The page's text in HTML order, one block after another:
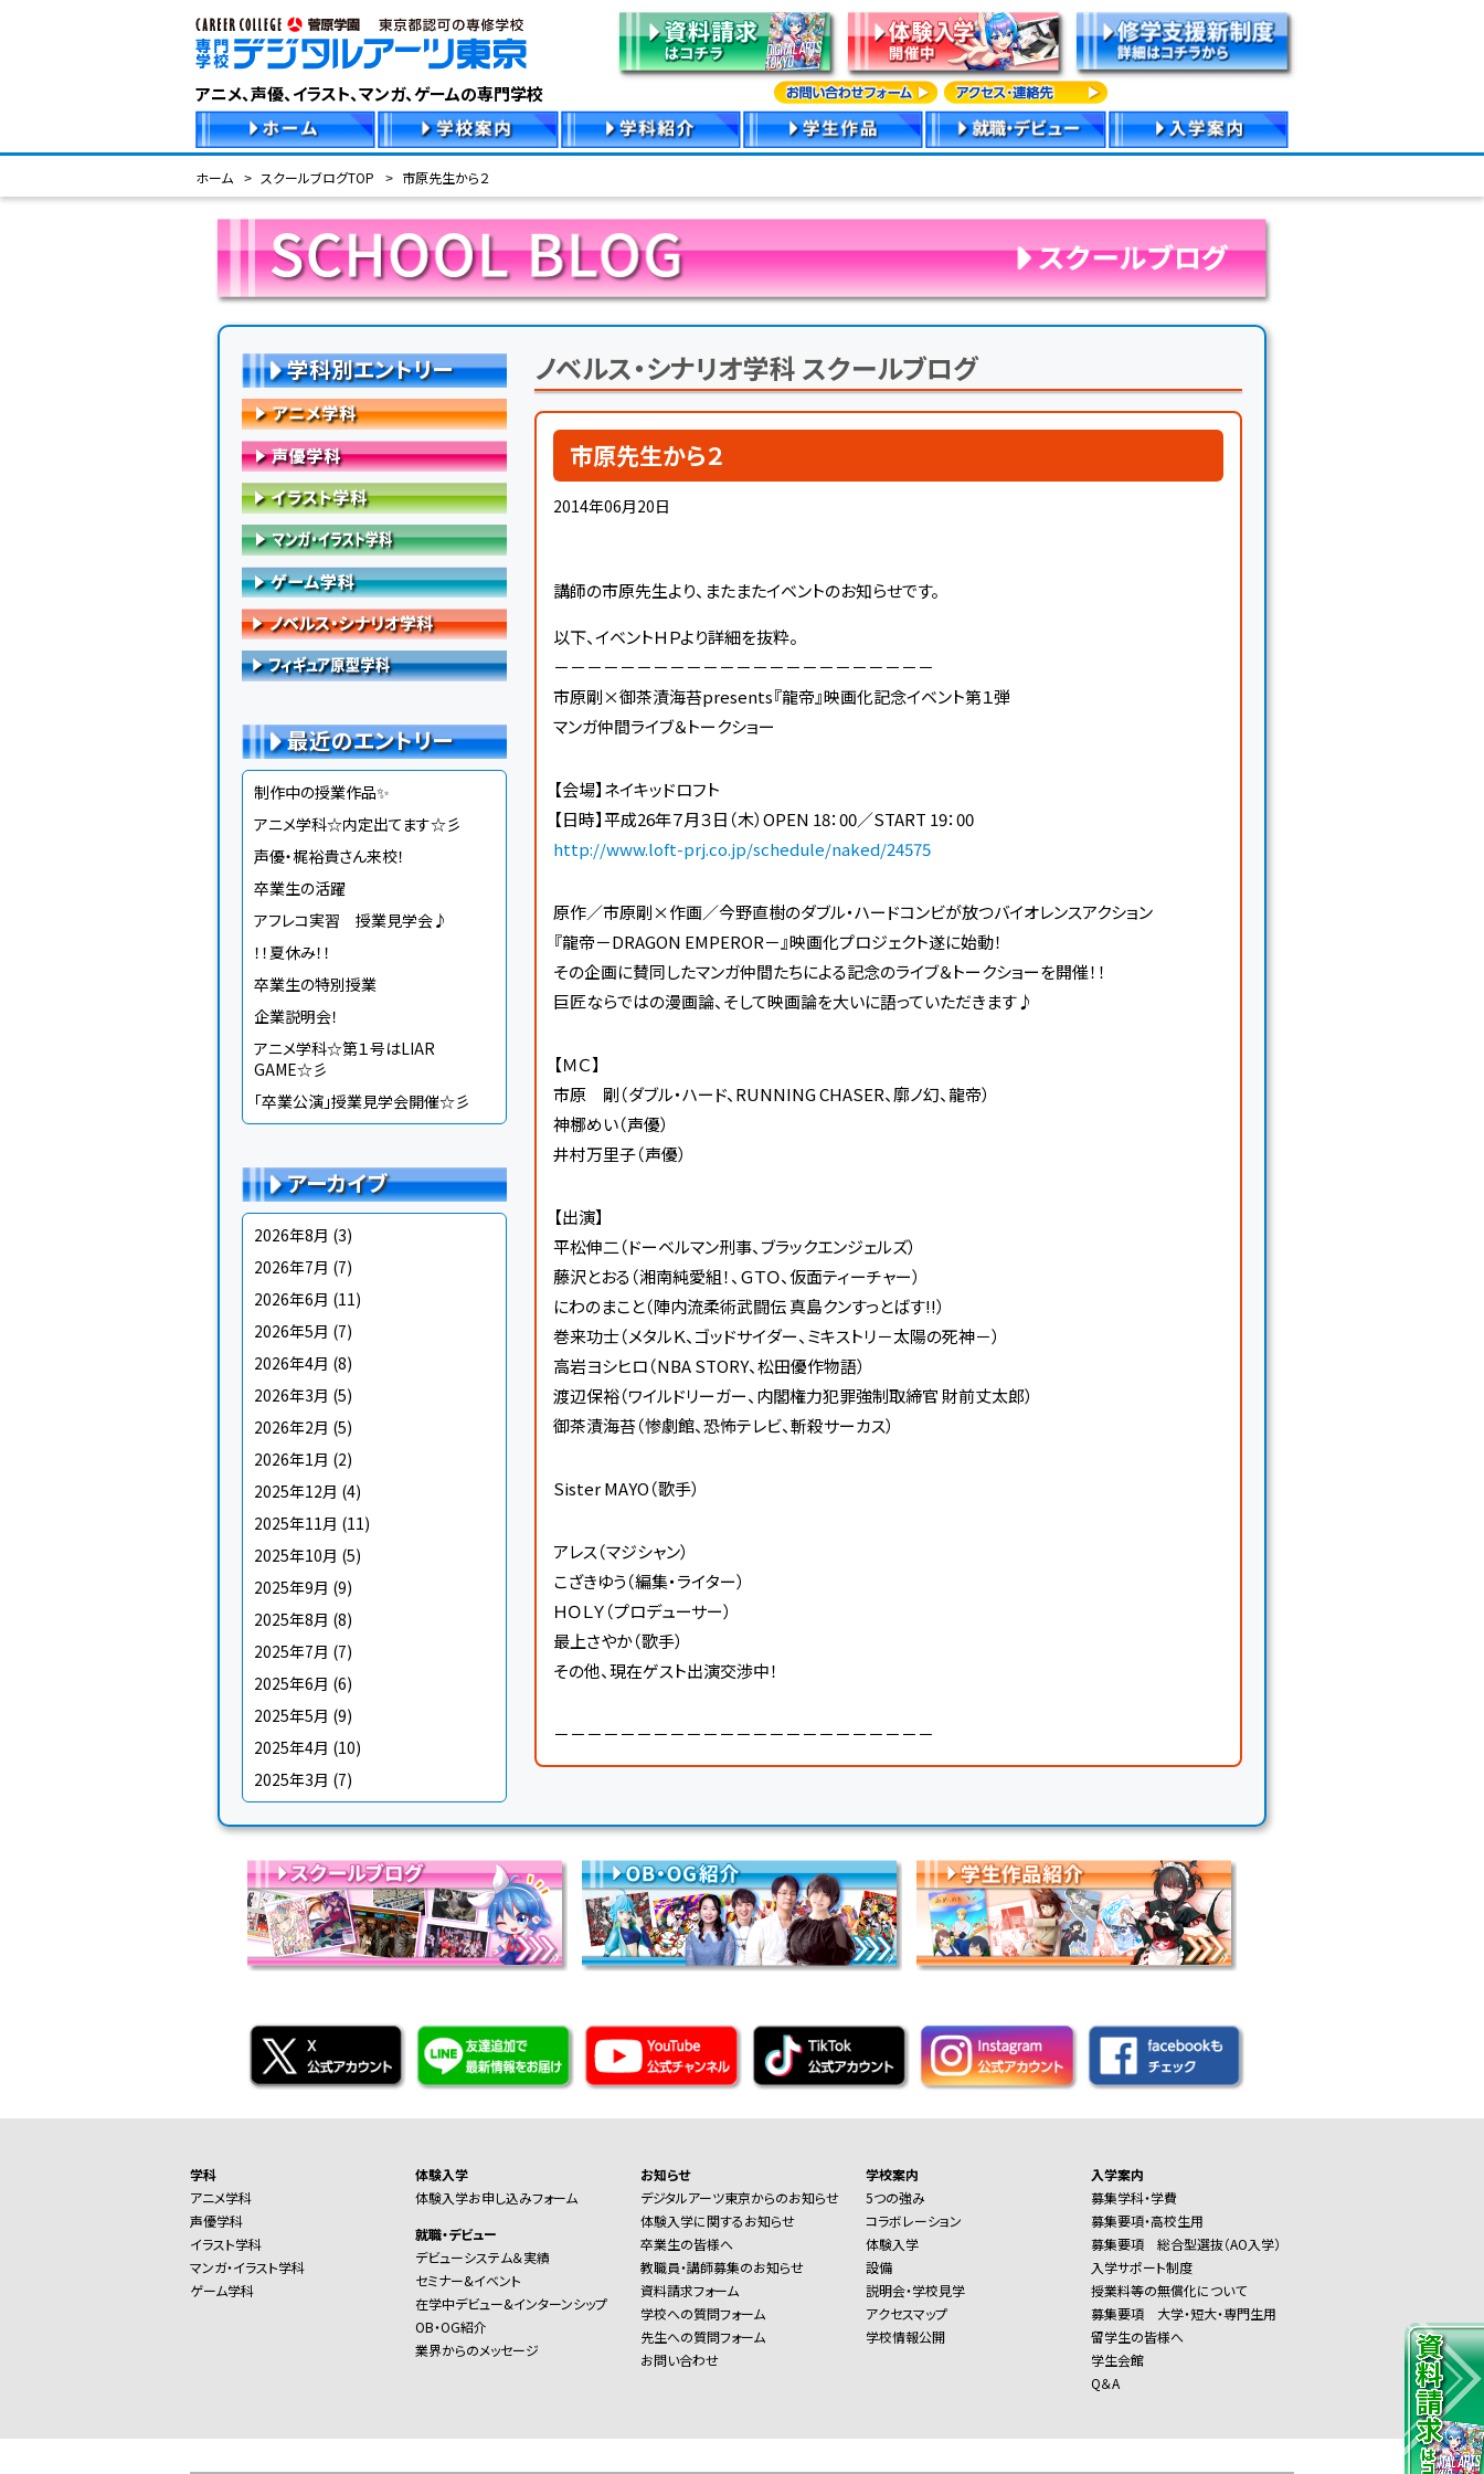
アニメ、声優、イラスト、マンガ、ゲームの専門学校
ホーム スクールブログTOP 市原先生から２
学科別エントリー
最近のエントリー
制作中の授業作品✨
アニメ学科☆内定出てます☆彡
声優・梶裕貴さん来校！
卒業生の活躍
アフレコ実習 授業見学会♪
！！夏休み！！
卒業生の特別授業
企業説明会！
アニメ学科☆第１号はLIAR
GAME☆彡
「卒業公演」授業見学会開催☆彡
アーカイブ
2026年8月 (3)
2026年7月 (7)
2026年6月 (11)
2026年5月 (7)
2026年4月 (8)
2026年3月 (5)
2026年2月 (5)
2026年1月 (2)
2025年12月 (4)
2025年11月 (11)
2025年10月 (5)
2025年9月 (9)
2025年8月 (8)
2025年7月 (7)
2025年6月 (6)
2025年5月 (9)
2025年4月 (10)
2025年3月 (7)
ノベルス・シナリオ学科 スクールブログ
市原先生から２
2014年06月20日
講師の市原先生より、またまたイベントのお知らせです。
以下、イベントＨＰより詳細を抜粋。
－－－－－－－－－－－－－－－－－－－－－－－
市原剛×御茶漬海苔presents『龍帝』映画化記念イベント第１弾
マンガ仲間ライブ＆トークショー
【会場】ネイキッドロフト
【日時】平成26年７月３日（木）OPEN 18：00／START 19：00
http://www.loft-prj.co.jp/schedule/naked/24575
原作／市原剛×作画／今野直樹のダブル・ハードコンビが放つバイオレンスアクション
『龍帝－DRAGON EMPEROR－』映画化プロジェクト遂に始動！
その企画に賛同したマンガ仲間たちによる記念のライブ＆トークショーを開催！！
巨匠ならではの漫画論、そして映画論を大いに語っていただきます♪
【ＭＣ】
市原 剛（ダブル・ハード、RUNNING CHASER、廓ノ幻、龍帝）
神梛めい（声優）
井村万里子（声優）
【出演】
平松伸二（ドーベルマン刑事、ブラックエンジェルズ）
藤沢とおる（湘南純愛組！、ＧＴＯ、仮面ティーチャー）
にわのまこと（陣内流柔術武闘伝 真島クンすっとばす!!）
巻来功士（メタルＫ、ゴッドサイダー、ミキストリ－太陽の死神－）
高岩ヨシヒロ（NBA STORY、松田優作物語）
渡辺保裕（ワイルドリーガー、内閣権力犯罪強制取締官 財前丈太郎）
御茶漬海苔（惨劇館、恐怖テレビ、斬殺サーカス）
Sister MAYO（歌手）
アレス（マジシャン）
こざきゆう（編集・ライター）
ＨＯＬＹ（プロデューサー）
最上さやか（歌手）
その他、現在ゲスト出演交渉中！
－－－－－－－－－－－－－－－－－－－－－－－
学科
アニメ学科
声優学科
イラスト学科
マンガ・イラスト学科
ゲーム学科
体験入学
体験入学お申し込みフォーム
就職・デビュー
デビューシステム＆実績
セミナー&イベント
在学中デビュー&インターンシップ
OB・OG紹介
業界からのメッセージ
お知らせ
デジタルアーツ東京からのお知らせ
体験入学に関するお知らせ
卒業生の皆様へ
教職員・講師募集のお知らせ
資料請求フォーム
学校への質問フォーム
先生への質問フォーム
お問い合わせ
学校案内
5つの強み
コラボレーション
体験入学
設備
説明会・学校見学
アクセスマップ
学校情報公開
入学案内
募集学科・学費
募集要項・高校生用
募集要項 総合型選抜（AO入学）
入学サポート制度
授業料等の無償化について
募集要項 大学・短大・専門生用
留学生の皆様へ
学生会館
Q＆A